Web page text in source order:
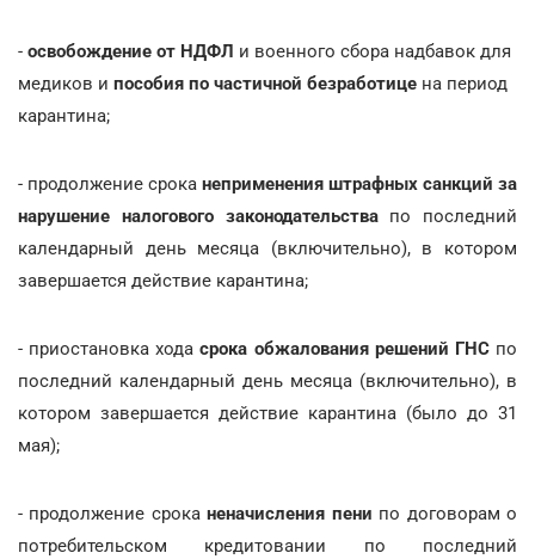
- освобождение от НДФЛ и военного сбора надбавок для
медиков и пособия по частичной безработице на период
карантина;
- продолжение срока неприменения штрафных санкций за
нарушение налогового законодательствапо последний
календарный день месяца (включительно), в котором
завершается действие карантина;
- приостановка ходасрока обжалования решений ГНСпо
последний календарный день месяца (включительно), в
котором завершается действие карантина (было до 31
мая);
- продолжение сроканеначисления пени по договорам о
потребительском кредитовании по последний